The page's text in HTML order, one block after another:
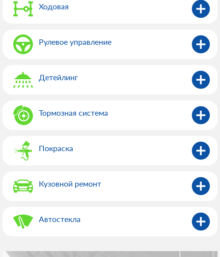
Ходовая
Рулевое управление
Детейлинг
Тормозная система
Покраска
Кузовной ремонт
Автостекла